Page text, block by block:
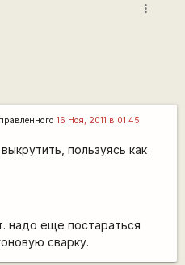
more_vert
16 Ноя, 2011 в 01:45
пользуясь как
надо еще постараться
сварку.